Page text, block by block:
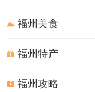
福州美食
福州特产
福州攻略